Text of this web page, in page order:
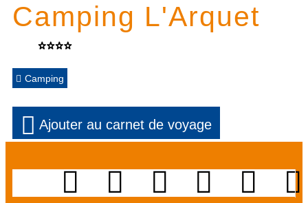
Camping L'Arquet
Camping
Ajouter au carnet de voyage